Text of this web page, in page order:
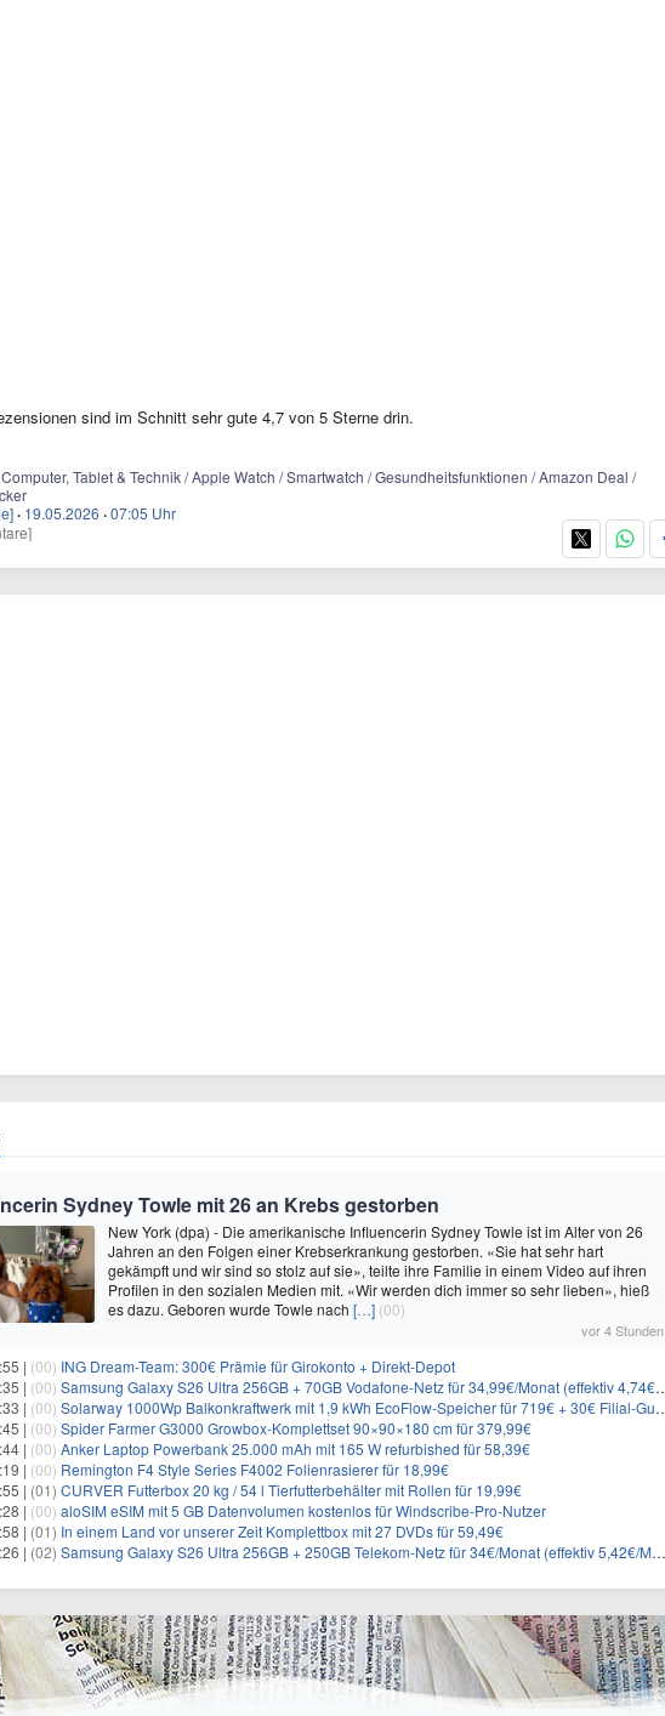
sind im Schnitt sehr gute 4,7 von 5 Sterne drin.
Tablet & Technik / Apple Watch / Smartwatch / Gesundheitsfunktionen / Amazon Deal /
· 19.05.2026 ·07:05 Uhr
Sydney Towle mit 26 an Krebs gestorben
New York (dpa) - Die amerikanische Influencerin Sydney Towle ist im Alter von 26
Jahren an den Folgen einer Krebserkrankung gestorben. «Sie hat sehr hart
gekämpft und wir sind so stolz auf sie», teilte ihre Familie in einem Video auf ihren
Profilen in den sozialen Medien mit. «Wir werden dich immer so sehr lieben», hieß
es dazu. Geboren wurde Towle nach […] (00)
vor 4 Stunden
| (00) ING Dream-Team: 300€ Prämie für Girokonto + Direkt-Depot
| (00) Samsung Galaxy S26 Ultra 256GB + 70GB Vodafone-Netz für 34,99€/Monat (effektiv 4,74€/Monat)
| (00) Solarway 1000Wp Balkonkraftwerk mit 1,9 kWh EcoFlow-Speicher für 719€ + 30€ Filial-Gutschein
| (00) Spider Farmer G3000 Growbox-Komplettset 90×90×180 cm für 379,99€
| (00) Anker Laptop Powerbank 25.000 mAh mit 165 W refurbished für 58,39€
| (00) Remington F4 Style Series F4002 Folienrasierer für 18,99€
| (01) CURVER Futterbox 20 kg / 54 l Tierfutterbehälter mit Rollen für 19,99€
| (00) aloSIM eSIM mit 5 GB Datenvolumen kostenlos für Windscribe-Pro-Nutzer
| (01) In einem Land vor unserer Zeit Komplettbox mit 27 DVDs für 59,49€
| (02) Samsung Galaxy S26 Ultra 256GB + 250GB Telekom-Netz für 34€/Monat (effektiv 5,42€/Monat)